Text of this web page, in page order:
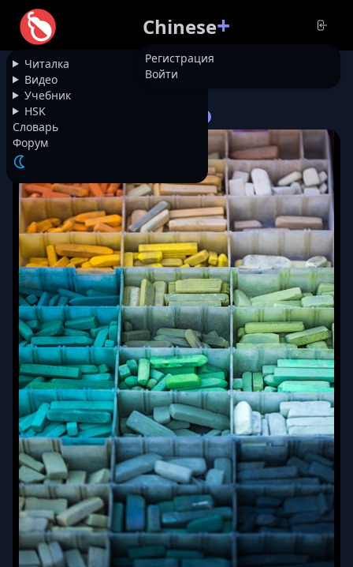
Читалка
Видео
Учебник
HSK
Словарь
Форум
Chinese+
Регистрация
Войти
НАЗАД
Про друга-художника